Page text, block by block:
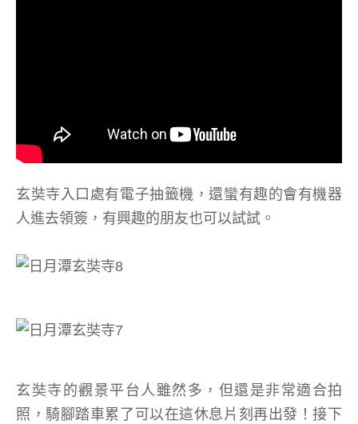
玄奘寺入口處有電子抽籤機，還蠻有趣的會有機器
人進去領簽，有興趣的朋友也可以試試。
玄奘寺的觀景平台人雖然多，但還是非常適合拍
照，騎腳踏車累了可以在這休息片刻再出發！接下